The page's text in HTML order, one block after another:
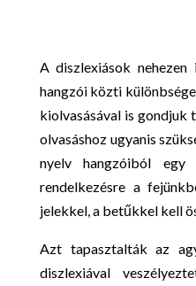
A diszlexiások
hangzói közti
kiolvasásával is gondjuk
olvasáshoz ugyanis
nyelv hangzóiból
rendelkezésre a
jelekkel, a betűkkel kell
Azt tapasztalták az
diszlexiával